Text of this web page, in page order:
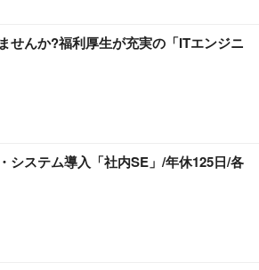
せんか?福利厚生が充実の「ITエンジニ
システム導入「社内SE」/年休125日/各